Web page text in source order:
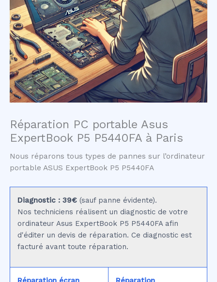
Réparation PC portable Asus
ExpertBook P5 P5440FA à Paris
Nous réparons tous types de pannes sur l’ordinateur
portable ASUS ExpertBook P5 P5440FA
Diagnostic : 39€ (sauf panne évidente).
Nos techniciens réalisent un diagnostic de votre
ordinateur Asus ExpertBook P5 P5440FA afin
d'éditer un devis de réparation. Ce diagnostic est
facturé avant toute réparation.